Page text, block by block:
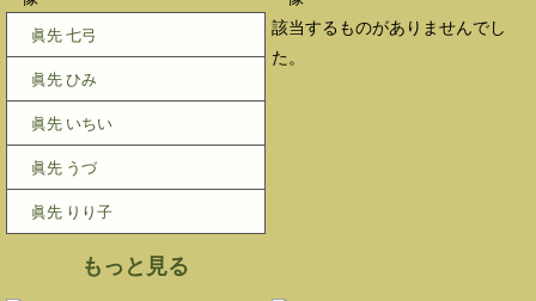
眞先 七弓
眞先 ひみ
眞先 いちい
眞先 うづ
眞先 りり子
もっと見る
該当するものがありませんでし
た。